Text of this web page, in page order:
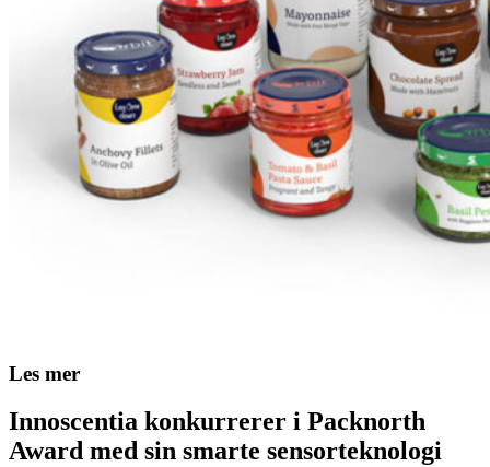
Les mer
Innoscentia konkurrerer i Packnorth
Award med sin smarte sensorteknologi